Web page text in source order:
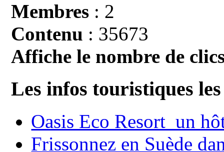
Membres : 2
Contenu : 35673
Affiche le nombre de
Les infos touristiques
Oasis Eco Resort un
Frissonnez en Suède